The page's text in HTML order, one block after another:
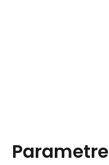
Parametre